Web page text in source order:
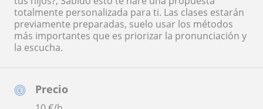
Precio
totalmente personalizada para ti. Las clases estarán
previamente preparadas, suelo usar los métodos
más importantes que es priorizar la pronunciación y
la escucha.